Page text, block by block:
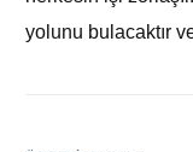
yolunu bulacaktır